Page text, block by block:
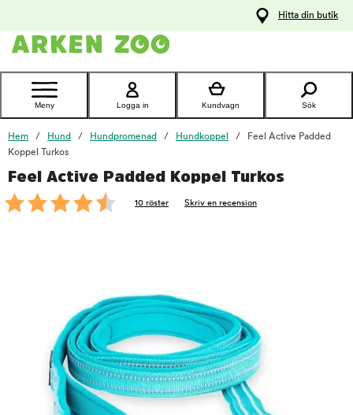
Kontakta
Hitta din butik
Meny Logga in Kundvagn Sök
Hem Hund Hundpromenad Hundkoppel
Feel Active Padded
Koppel Turkos
Feel Active Padded Koppel Turkos
10 röster Skriv en recension
foo